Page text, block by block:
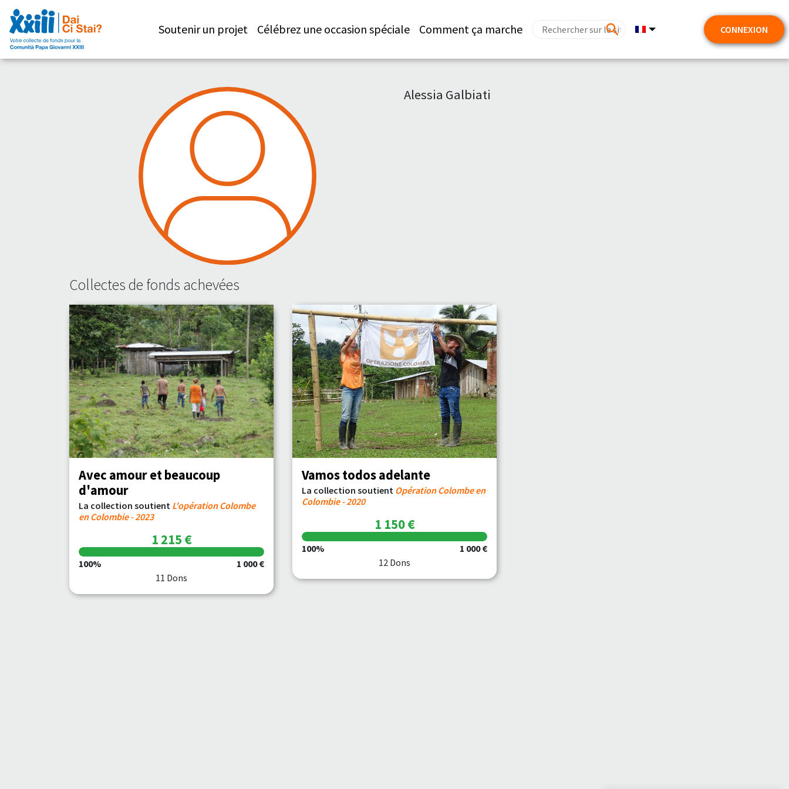
Soutenir un projet Célébrez une occasion spéciale Comment ça marche CONNEXION
Alessia Galbiati
Collectes de fonds achevées
Avec amour et beaucoup
d'amour
La collection soutient L'opération Colombe
en Colombie - 2023
1 215 €
100%
1 000 €
11 Dons
Vamos todos adelante
La collection soutient Opération Colombe en
Colombie - 2020
1 150 €
100%
1 000 €
12 Dons